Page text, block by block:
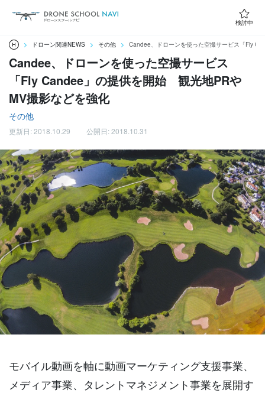
検討中
ドローン関連NEWS その他 Candee、ドローンを使った空撮サービス「Fly
Candee、ドローンを使った空撮サービス
「Fly Candee」の提供を開始 観光地PRや
MV撮影などを強化
その他
更新日: 2018.10.29 公開日: 2018.10.31
モバイル動画を軸に動画マーケティング支援事業、
メディア事業、タレントマネジメント事業を展開す